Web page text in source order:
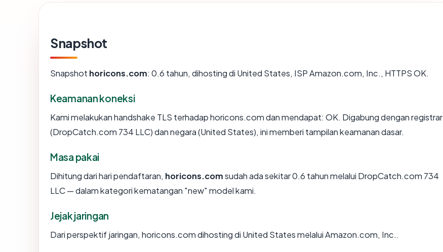
Snapshot
Snapshot horicons.com: 0.6 tahun, dihosting di United States, ISP Amazon.com, Inc., HTTPS OK.
Keamanan koneksi
Kami melakukan handshake TLS terhadap horicons.com dan mendapat: OK. Digabung dengan registrar
(DropCatch.com 734 LLC) dan negara (United States), ini memberi tampilan keamanan dasar.
Masa pakai
Dihitung dari hari pendaftaran, horicons.comsudah ada sekitar 0.6 tahun melalui DropCatch.com 734
LLC — dalam kategori kematangan "new" model kami.
Jejak jaringan
Dari perspektif jaringan, horicons.com dihosting di United States melalui Amazon.com, Inc..